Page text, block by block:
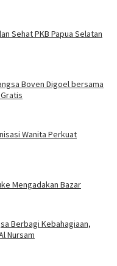
Sehat PKB Papua Selatan
Boven Digoel bersama
Wanita Perkuat
Mengadakan Bazar
Berbagi Kebahagiaan,
Nursam